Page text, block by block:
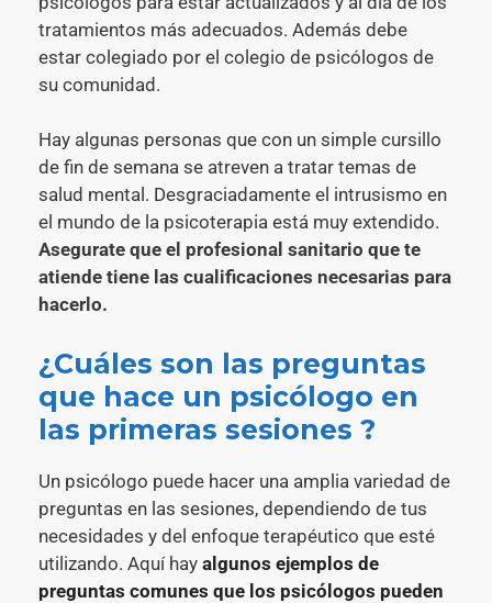
tratamientos más adecuados. Además debe
estar colegiado por el colegio de psicólogos de
su comunidad.
Hay algunas personas que con un simple cursillo
de fin de semana se atreven a tratar temas de
salud mental. Desgraciadamente el intrusismo en
el mundo de la psicoterapia está muy extendido.
Asegurate que el profesional sanitario que te
atiende tiene las cualificaciones necesarias para
hacerlo.
¿Cuáles son las preguntas
que hace un psicólogo en
las primeras sesiones ?
Un psicólogo puede hacer una amplia variedad de
preguntas en las sesiones, dependiendo de tus
necesidades y del enfoque terapéutico que esté
utilizando. Aquí hay algunos ejemplos de
preguntas comunes que los psicólogos pueden